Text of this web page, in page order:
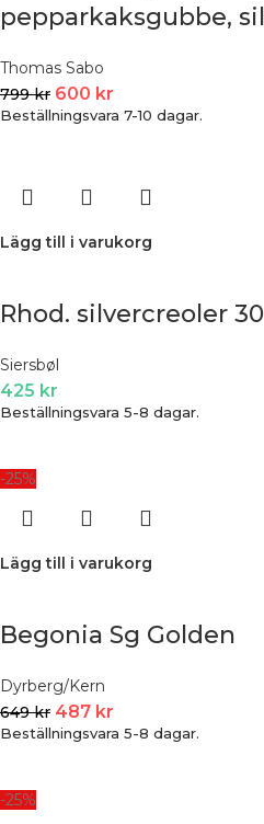
pepparkaksgubbe,
Thomas Sabo
799kr 600 kr
Beställningsvara 7-10 dagar.
Lägg till i varukorg
Rhod. silvercreoler
Siersbøl
425 kr
Beställningsvara 5-8 dagar.
-25%
Lägg till i varukorg
Begonia Sg Golden
Dyrberg/Kern
649kr 487 kr
Beställningsvara 5-8 dagar.
-25%